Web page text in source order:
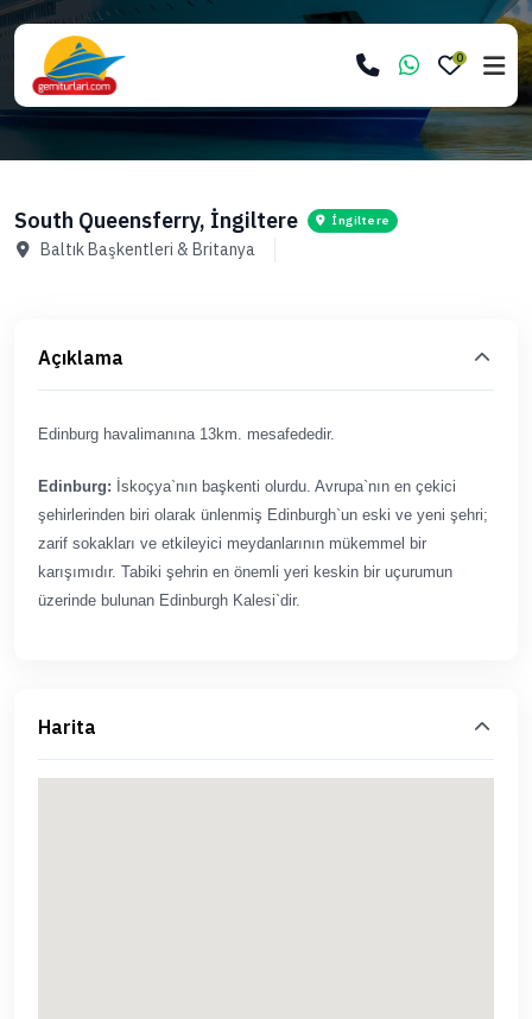
0
South Queensferry, İngiltere İngiltere
Baltık Başkentleri & Britanya
Açıklama
Edinburg havalimanına 13km. mesafededir.
Edinburg: İskoçya`nın başkenti olurdu. Avrupa`nın en çekici
şehirlerinden biri olarak ünlenmiş Edinburgh`un eski ve yeni şehri;
zarif sokakları ve etkileyici meydanlarının mükemmel bir
karışımıdır. Tabiki şehrin en önemli yeri keskin bir uçurumun
üzerinde bulunan Edinburgh Kalesi`dir.
Harita